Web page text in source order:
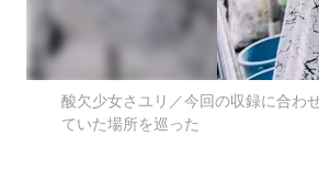
酸欠少女さユリ／今回の収録に合わ
ていた場所を巡った